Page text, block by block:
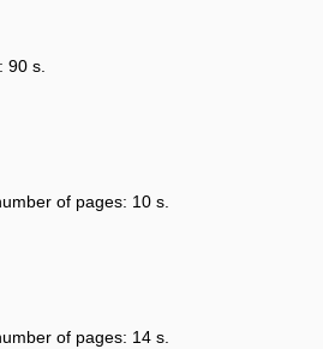
90 s.
of pages: 10 s.
of pages: 14 s.